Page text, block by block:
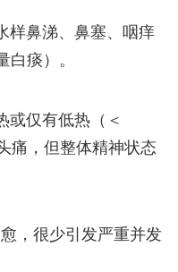
样鼻涕、鼻塞、咽痒
痰）。
或仅有低热（＜
痛，但整体精神状态
，很少引发严重并发